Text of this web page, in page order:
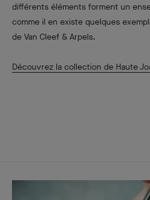
différents éléments forment un
comme il en existe quelques
de Van Cleef & Arpels.
Découvrez la collection de Haute